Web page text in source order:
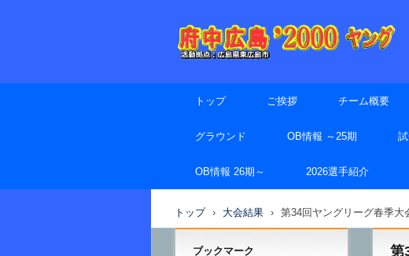
トップ ご挨拶 チーム概要
グラウンド OB情報 ～25期
OB情報 26期～ 2026選手紹介
トップ › 大会結果 › 第34回ヤングリーグ春季
第
ブックマーク